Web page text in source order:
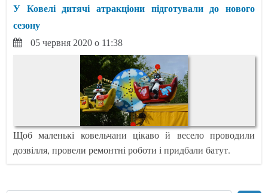
У Ковелі дитячі атракціони підготували до нового
сезону
05 червня 2020 о 11:38
Щоб маленькі ковельчани цікаво й весело проводили
дозвілля, провели ремонтні роботи і придбали батут.